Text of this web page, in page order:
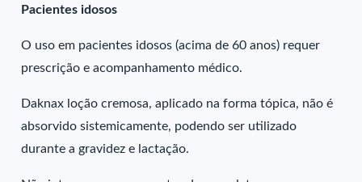
Pacientes idosos
O uso em pacientes idosos (acima de 60 anos) requer
prescrição e acompanhamento médico.
Daknax loção cremosa, aplicado na forma tópica, não é
absorvido sistemicamente, podendo ser utilizado
durante a gravidez e lactação.